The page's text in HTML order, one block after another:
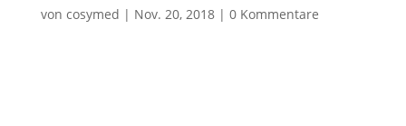
von cosymed | Nov. 20, 2018| 0 Kommentare